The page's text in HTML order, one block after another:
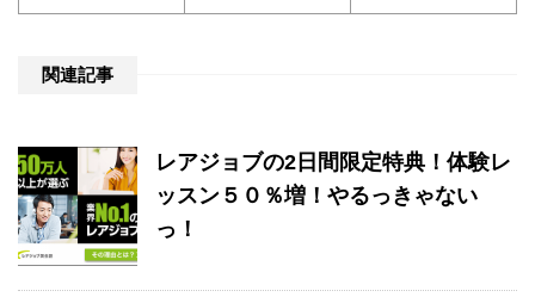
関連記事
レアジョブの2日間限定特典！体験レ
ッスン５０％増！やるっきゃない
っ！